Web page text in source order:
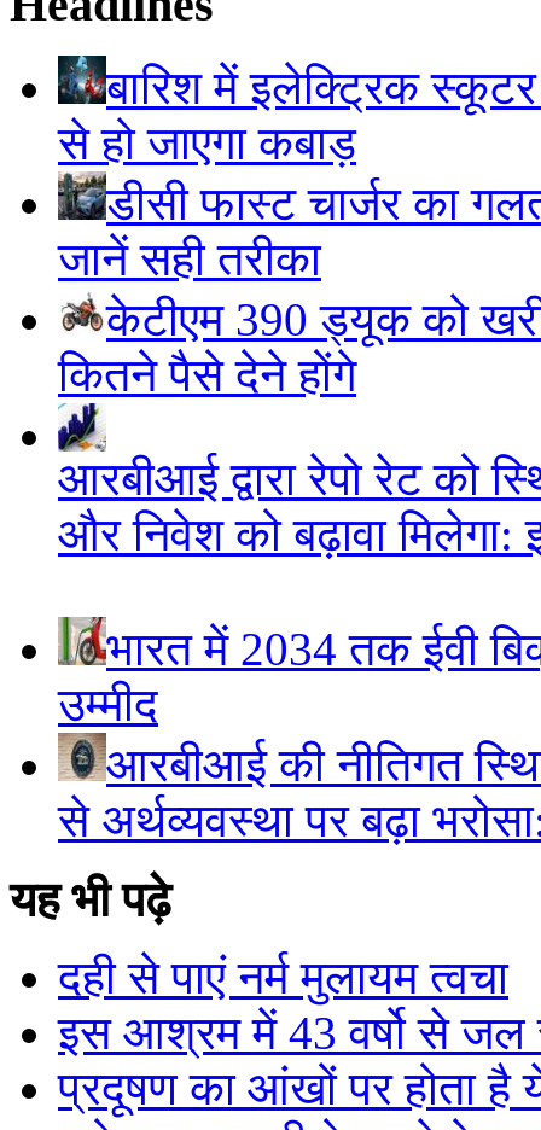
बारिश में इलेक्ट्रिक स्कूटर
से हो जाएगा कबाड़
डीसी फास्ट चार्जर का
जानें सही तरीका
केटीएम 390 ड्यूक को
कितने पैसे देने होंगे
आरबीआई द्वारा रेपो रेट को
और निवेश को बढ़ावा मिलेगा:
भारत में 2034 तक ईवी
उम्मीद
आरबीआई की नीतिगत
से अर्थव्यवस्था पर बढ़ा
यह भी पढ़े
दही से पाएं नर्म मुलायम त्वचा
इस आश्रम में 43 वर्षो से जल
प्रदूषण का आंखों पर होता है